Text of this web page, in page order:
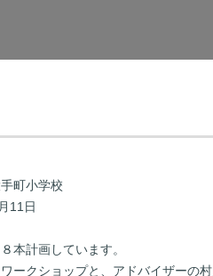
町小学校
11日
本計画しています。
ークショップと、アドバイザーの